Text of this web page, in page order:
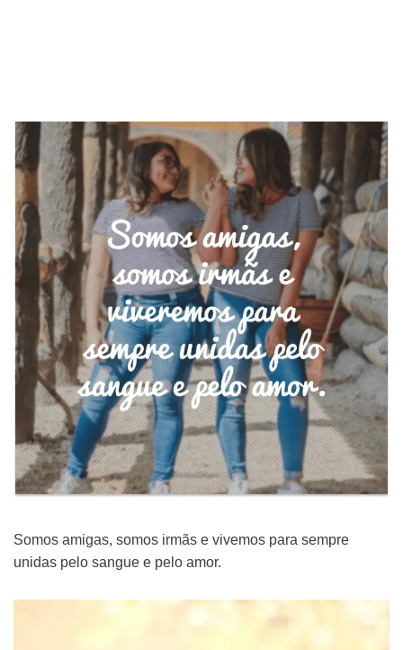
Somos amigas, somos irmãs e vivemos para sempre
unidas pelo sangue e pelo amor.